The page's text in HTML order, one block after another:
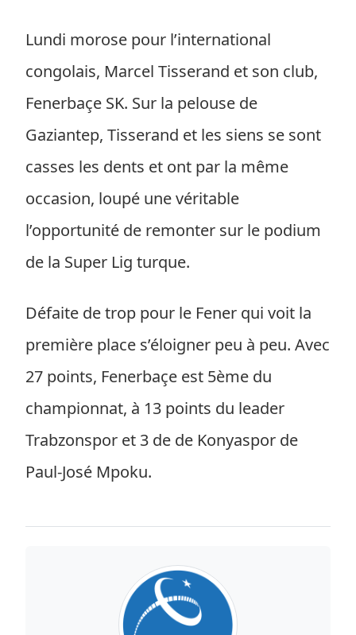
Lundi morose pour l’international
congolais, Marcel Tisserand et son club,
Fenerbaçe SK. Sur la pelouse de
Gaziantep, Tisserand et les siens se sont
casses les dents et ont par la même
occasion, loupé une véritable
l’opportunité de remonter sur le podium
de la Super Lig turque.
Défaite de trop pour le Fener qui voit la
première place s’éloigner peu à peu. Avec
27 points, Fenerbaçe est 5ème du
championnat, à 13 points du leader
Trabzonspor et 3 de de Konyaspor de
Paul-José Mpoku.